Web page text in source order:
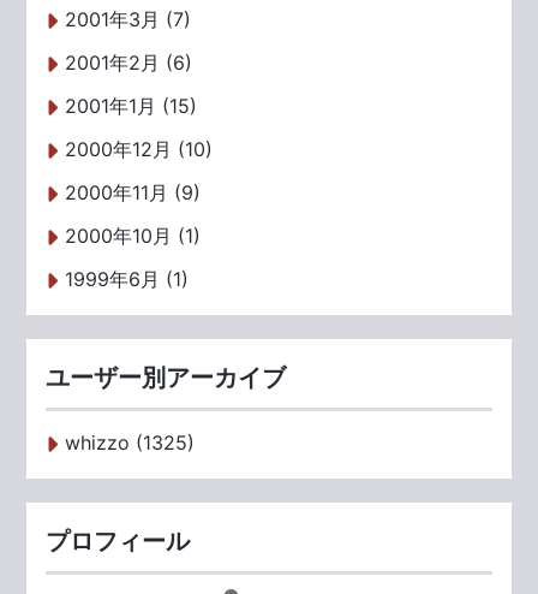
2001年3月 (7)
2001年2月 (6)
2001年1月 (15)
2000年12月 (10)
2000年11月 (9)
2000年10月 (1)
1999年6月 (1)
ユーザー別アーカイブ
whizzo (1325)
プロフィール